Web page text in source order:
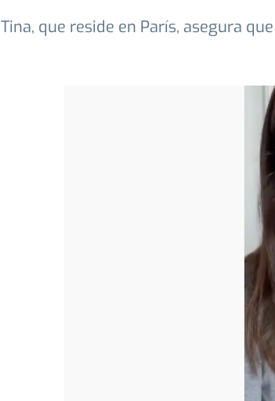
Tina, que reside en París, asegura